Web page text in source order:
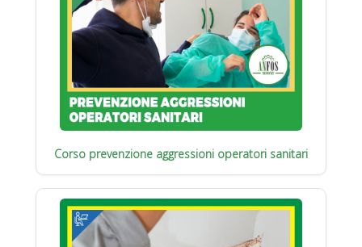
Corso prevenzione aggressioni operatori sanitari